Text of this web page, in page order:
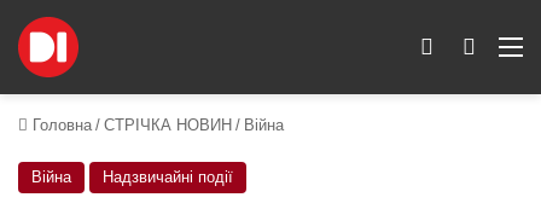
Пошук
Switch skin
Головна / СТРІЧКА НОВИН / Війна
Війна Надзвичайні події